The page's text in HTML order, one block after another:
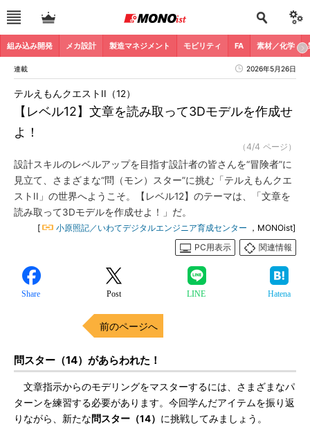
組み込み開発 メカ設計 製造マネジメント モビリティ FA 素材／化学
連載 2026年5月26日
【レベル12】文章を読み取って3Dモデルを作成せ
よ！
テルえもんクエストII（12）
（4/4 ページ）
設計スキルのレベルアップを目指す設計者の皆さんを“冒険者”に
見立て、さまざまな“問（モン）スター”に挑む「テルえもんクエ
ストII」の世界へようこそ。【レベル12】のテーマは、「文章を
読み取って3Dモデルを作成せよ！」だ。
[ 小原照記／いわてデジタルエンジニア育成センター ，MONOist]
PC用表示
関連情報
Share Post LINE Hatena
前のページへ
問スター（14）があらわれた！
文章指示からのモデリングをマスターするには、さまざまなパ
ターンを練習する必要があります。今回学んだアイテムを振り返
りながら、新たな問スター（14） に挑戦してみましょう。